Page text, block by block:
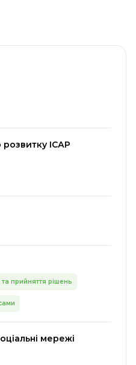
розвитку ІСАР
прийняття рішень
мережі